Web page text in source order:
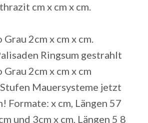
cm x cm x cm.
2cm x cm x cm.
Ringsum gestrahlt
2cm x cm x cm
Mauersysteme jetzt
Formate: x cm, Längen 57
und 3cm x cm, Längen 5 8